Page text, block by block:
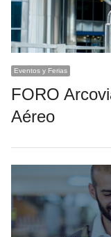
Eventos y Ferias
FORO
Aéreo